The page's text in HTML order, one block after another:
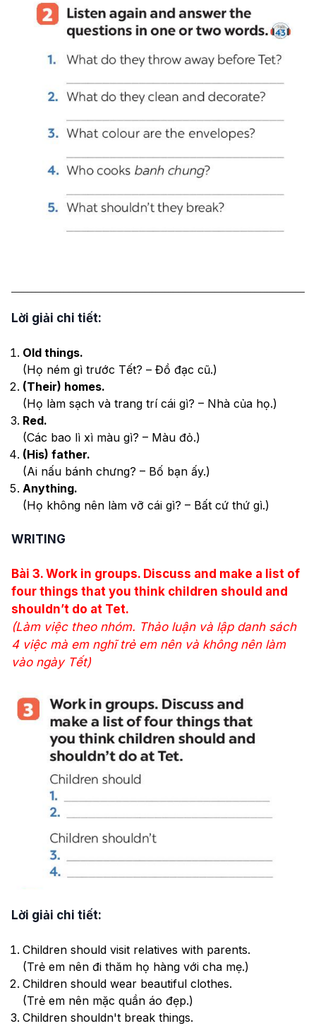
Lời giải chi tiết:
Old things.
(Họ ném gì trước Tết? – Đồ đạc cũ.)
(Their) homes.
(Họ làm sạch và trang trí cái gì? – Nhà của họ.)
Red.
(Các bao lì xì màu gì? – Màu đỏ.)
(His) father.
(Ai nấu bánh chưng? – Bố bạn ấy.)
Anything.
(Họ không nên làm vỡ cái gì? – Bất cứ thứ gì.)
WRITING
Bài 3. Work in groups. Discuss and make a list of
four things that you think children should and
shouldn’t do at Tet.
(Làm việc theo nhóm. Thảo luận và lập danh sách
4 việc mà em nghĩ trẻ em nên và không nên làm
vào ngày Tết)
Lời giải chi tiết:
Children should visit relatives with parents.
(Trẻ em nên đi thăm họ hàng với cha mẹ.)
Children should wear beautiful clothes.
(Trẻ em nên mặc quần áo đẹp.)
Children shouldn't break things.